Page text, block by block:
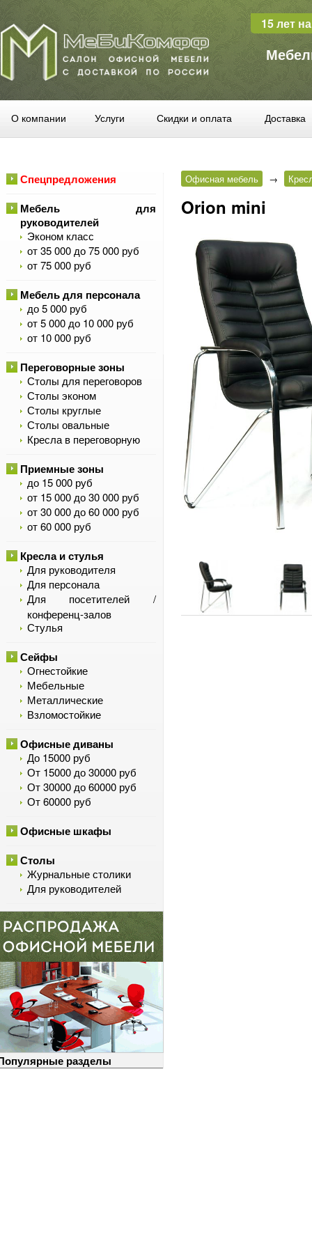
15 лет
О компании Услуги Скидки и оплата Доставка
Спецпредложения
Мебель для
руководителей
Эконом класс
от 35 000 до 75 000 руб
от 75 000 руб
Мебель для персонала
до 5 000 руб
от 5 000 до 10 000 руб
от 10 000 руб
Переговорные зоны
Столы для переговоров
Столы эконом
Столы круглые
Столы овальные
Кресла в переговорную
Приемные зоны
до 15 000 руб
от 15 000 до 30 000 руб
от 30 000 до 60 000 руб
от 60 000 руб
Кресла и стулья
Для руководителя
Для персонала
Для посетителей /
конференц-залов
Стулья
Сейфы
Огнестойкие
Мебельные
Металлические
Взломостойкие
Офисные диваны
До 15000 руб
От 15000 до 30000 руб
От 30000 до 60000 руб
От 60000 руб
Офисные шкафы
Столы
Журнальные столики
Для руководителей
разделы
Офисная мебель →
Orion mini